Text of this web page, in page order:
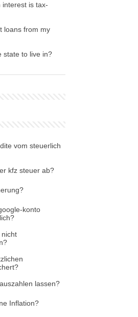
interest is tax-
loans from my
state to live in?
vom steuerlich
kfz steuer ab?
konto
nicht
lassen?
Inflation?